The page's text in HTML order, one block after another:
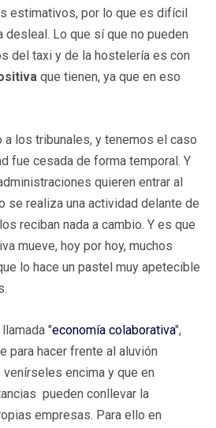
estimativos, por lo que es difícil
desleal. Lo que sí que no pueden
del taxi y de la hostelería es con
que tienen, ya que en eso
a los tribunales, y tenemos el caso
fue cesada de forma temporal. Y
quieren entrar al
se realiza una actividad delante de
reciban nada a cambio. Y es que
mueve, hoy por hoy, muchos
lo hace un pastel muy apetecible
"economía colaborativa",
para hacer frente al aluvión
encima y que en
pueden conllevar la
empresas. Para ello en